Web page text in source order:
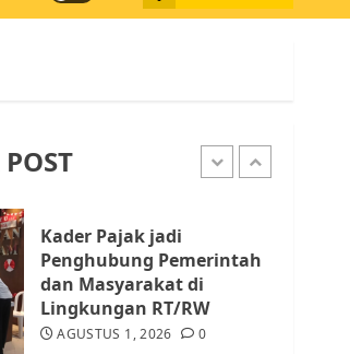
AGUSTUS 1, 2026
Kader Pajak jadi
Penghubung Pemerintah
dan Masyarakat di
Lingkungan RT/RW
AGUSTUS 1, 2026 0